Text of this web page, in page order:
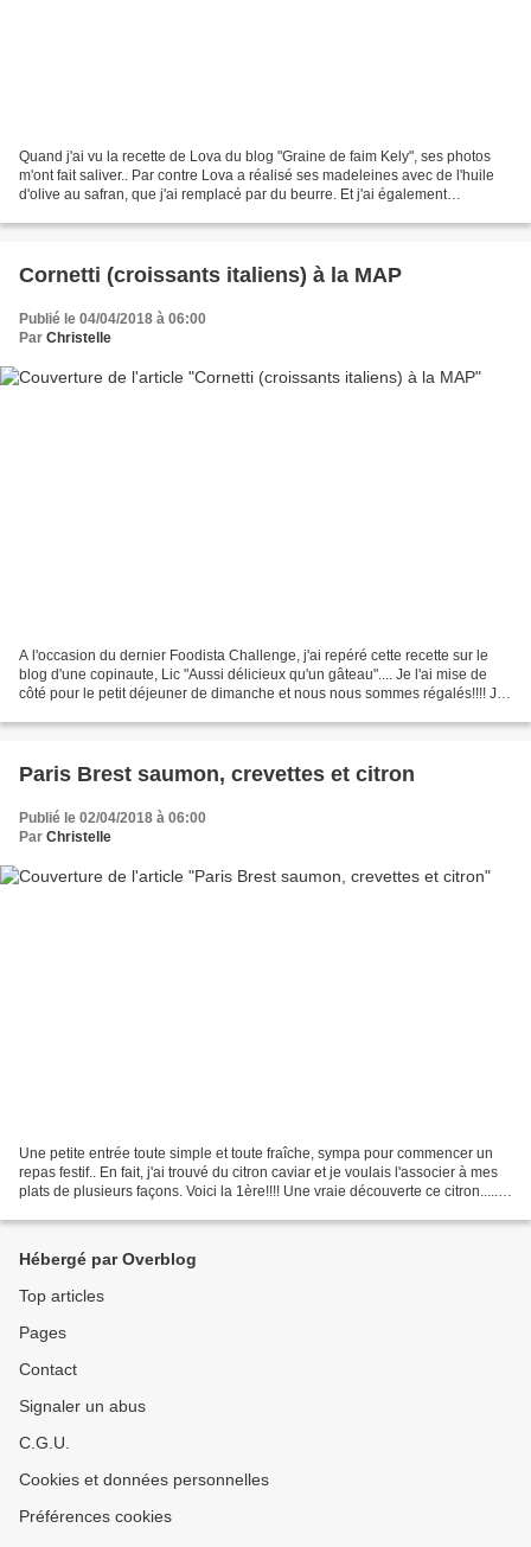
Quand j'ai vu la recette de Lova du blog "Graine de faim Kely", ses photos
m'ont fait saliver.. Par contre Lova a réalisé ses madeleines avec de l'huile
d'olive au safran, que j'ai remplacé par du beurre. Et j'ai également
Cornetti (croissants italiens) à la MAP
Publié le 04/04/2018 à 06:00
Par Christelle
A l'occasion du dernier Foodista Challenge, j'ai repéré cette recette sur le
blog d'une copinaute, Lic "Aussi délicieux qu'un gâteau".... Je l'ai mise de
côté pour le petit déjeuner de dimanche et nous nous sommes régalés!!!! J'ai
Paris Brest saumon, crevettes et citron
Publié le 02/04/2018 à 06:00
Par Christelle
Une petite entrée toute simple et toute fraîche, sympa pour commencer un
repas festif.. En fait, j'ai trouvé du citron caviar et je voulais l'associer à mes
plats de plusieurs façons. Voici la 1ère!!!! Une vraie découverte ce citron.....
Hébergé par Overblog
Top articles
Pages
Contact
Signaler un abus
C.G.U.
Cookies et données personnelles
Préférences cookies